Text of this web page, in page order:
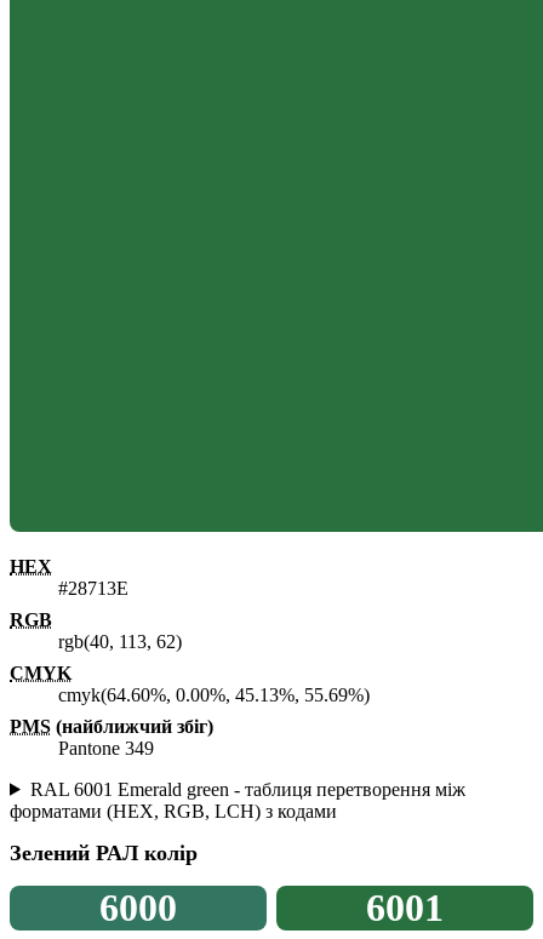
HEX
#28713E
RGB
rgb(40, 113, 62)
CMYK
cmyk(64.60%, 0.00%, 45.13%, 55.69%)
PMS (найближчий збіг)
Pantone 349
RAL 6001 Emerald green - таблиця перетворення між
форматами (HEX, RGB, LCH) з кодами
Зелений РАЛ колір
6000
6001